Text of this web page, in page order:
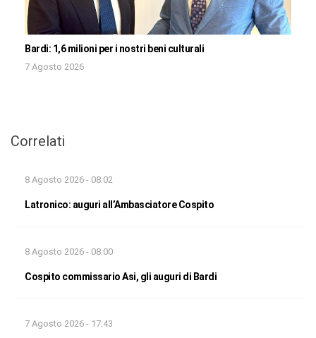
Bardi: 1,6 milioni per i nostri beni culturali
7 Agosto 2026
Correlati
8 Agosto 2026 - 08:02
Latronico: auguri all’Ambasciatore Cospito
8 Agosto 2026 - 08:00
Cospito commissario Asi, gli auguri di Bardi
7 Agosto 2026 - 17:43